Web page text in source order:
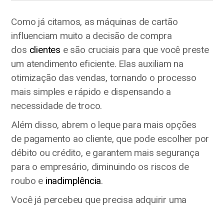
Como já citamos, as máquinas de cartão
influenciam muito a decisão de compra
dos clientes e são cruciais para que você preste
um atendimento eficiente. Elas auxiliam na
otimização das vendas, tornando o processo
mais simples e rápido e dispensando a
necessidade de troco.
Além disso, abrem o leque para mais opções
de pagamento ao cliente, que pode escolher por
débito ou crédito, e garantem mais segurança
para o empresário, diminuindo os riscos de
roubo e inadimplência.
Você já percebeu que precisa adquirir uma